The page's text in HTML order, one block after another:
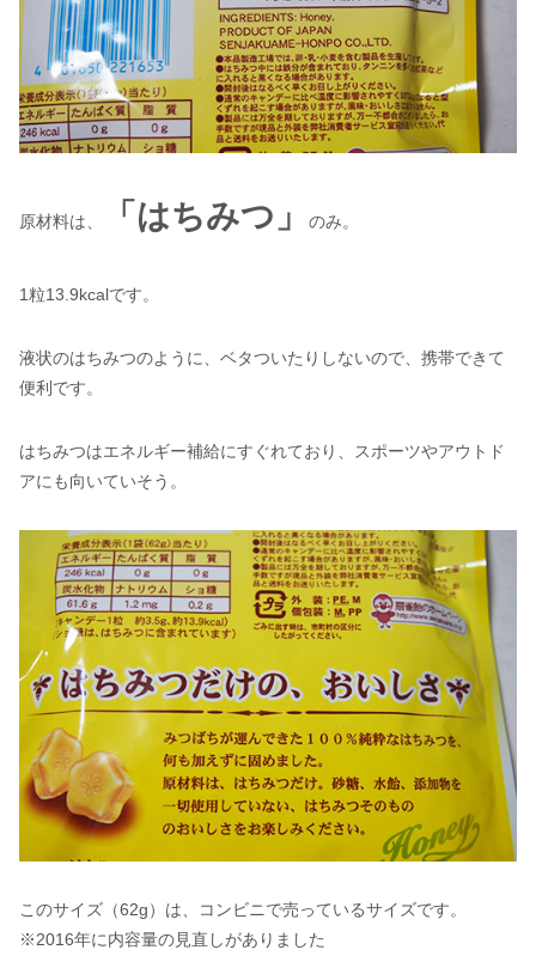
原材料は、 「はちみつ」 のみ。
1粒13.9kcalです。
液状のはちみつのように、ベタついたりしないので、携帯できて
便利です。
はちみつはエネルギー補給にすぐれており、スポーツやアウトド
アにも向いていそう。
このサイズ（62g）は、コンビニで売っているサイズです。
※2016年に内容量の見直しがありました